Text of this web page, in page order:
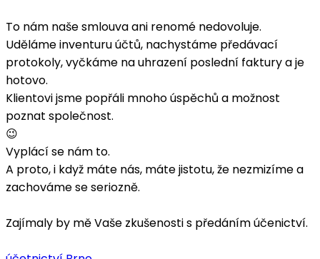
To nám naše smlouva ani renomé nedovoluje.
Uděláme inventuru účtů, nachystáme předávací
protokoly, vyčkáme na uhrazení poslední faktury a je
hotovo.
Klientovi jsme popřáli mnoho úspěchů a možnost
poznat společnost.
😉
Vyplácí se nám to.
A proto, i když máte nás, máte jistotu, že nezmizíme a
zachováme se seriozně.
Zajímaly by mě Vaše zkušenosti s předáním účenictví.